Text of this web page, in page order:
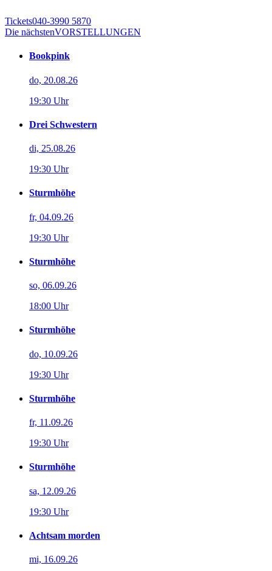
Tickets040-3990 5870
Die nächstenVORSTELLUNGEN
Bookpink
do, 20.08.26
19:30 Uhr
Drei Schwestern
di, 25.08.26
19:30 Uhr
Sturmhöhe
fr, 04.09.26
19:30 Uhr
Sturmhöhe
so, 06.09.26
18:00 Uhr
Sturmhöhe
do, 10.09.26
19:30 Uhr
Sturmhöhe
fr, 11.09.26
19:30 Uhr
Sturmhöhe
sa, 12.09.26
19:30 Uhr
Achtsam morden
mi, 16.09.26